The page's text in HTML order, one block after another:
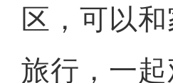
区，可以
旅行，一